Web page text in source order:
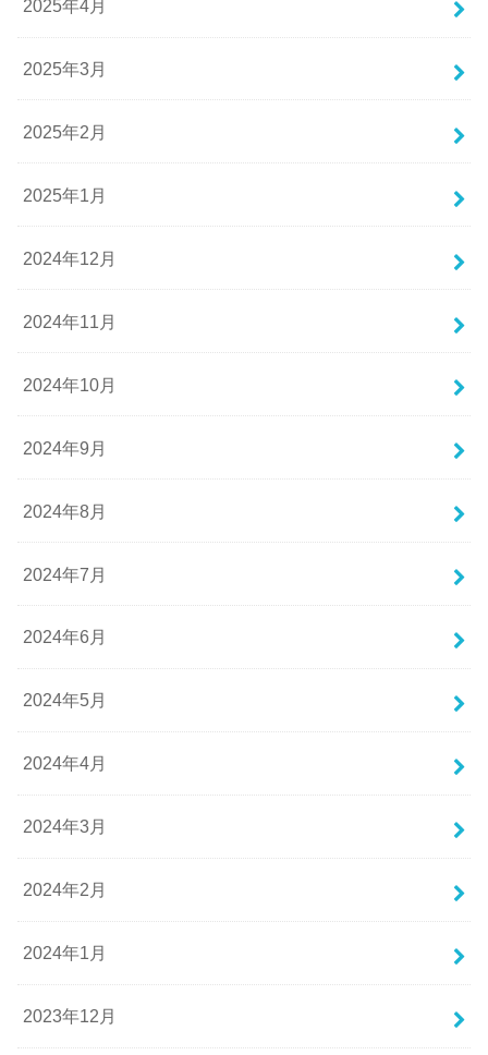
2025年4月
2025年3月
2025年2月
2025年1月
2024年12月
2024年11月
2024年10月
2024年9月
2024年8月
2024年7月
2024年6月
2024年5月
2024年4月
2024年3月
2024年2月
2024年1月
2023年12月